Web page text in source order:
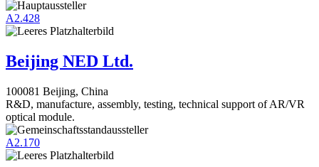
A2.428
Beijing NED Ltd.
100081 Beijing, China
R&D, manufacture, assembly, testing, technical support of AR/VR
optical module.
A2.170